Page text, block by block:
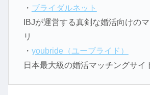
・ ブライダルネット
IBJが運営する真剣な婚活向けの
リ
・ youbride（ユーブライド）
日本最大級の婚活マッチングサイ